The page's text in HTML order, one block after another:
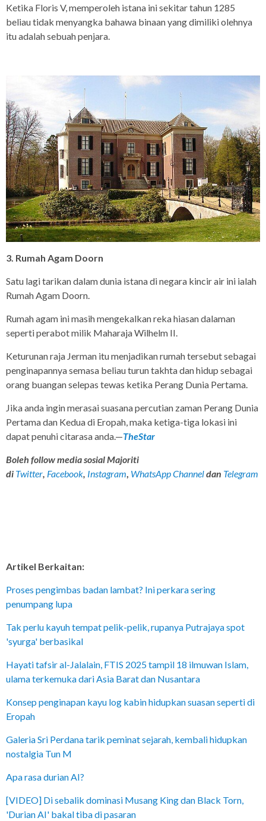
Ketika Floris V, memperoleh istana ini sekitar tahun 1285
beliau tidak menyangka bahawa binaan yang dimiliki olehnya
itu adalah sebuah penjara.
3. Rumah Agam Doorn
Satu lagi tarikan dalam dunia istana di negara kincir air ini ialah
Rumah Agam Doorn.
Rumah agam ini masih mengekalkan reka hiasan dalaman
seperti perabot milik Maharaja Wilhelm II.
Keturunan raja Jerman itu menjadikan rumah tersebut sebagai
penginapannya semasa beliau turun takhta dan hidup sebagai
orang buangan selepas tewas ketika Perang Dunia Pertama.
Jika anda ingin merasai suasana percutian zaman Perang Dunia
Pertama dan Kedua di Eropah, maka ketiga-tiga lokasi ini
dapat penuhi citarasa anda.—TheStar
Boleh follow media sosial Majoriti
di Twitter, Facebook, Instagram, WhatsApp Channeldan Telegram
Artikel Berkaitan:
Proses pengimbas badan lambat? Ini perkara sering
penumpang lupa
Tak perlu kayuh tempat pelik-pelik, rupanya Putrajaya spot
'syurga' berbasikal
Hayati tafsir al-Jalalain, FTIS 2025 tampil 18 ilmuwan Islam,
ulama terkemuka dari Asia Barat dan Nusantara
Konsep penginapan kayu log kabin hidupkan suasan seperti di
Eropah
Galeria Sri Perdana tarik peminat sejarah, kembali hidupkan
nostalgia Tun M
Apa rasa durian AI?
[VIDEO] Di sebalik dominasi Musang King dan Black Torn,
'Durian AI' bakal tiba di pasaran